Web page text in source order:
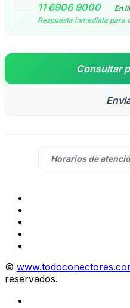
11 6906 9000
En
Respuesta inmediata para
Consultar
Horarios de
©
reservados.